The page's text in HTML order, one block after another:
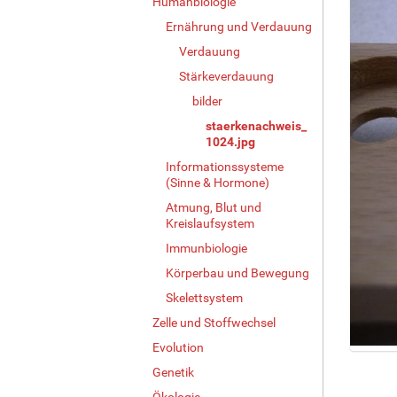
Ernährung und Verdauung
Verdauung
Stärkeverdauung
bilder
staerkenachweis_
1024.jpg
Informationssysteme
(Sinne & Hormone)
Atmung, Blut und
Kreislaufsystem
Immunbiologie
Körperbau und Bewegung
Skelettsystem
Zelle und Stoffwechsel
Evolution
Genetik